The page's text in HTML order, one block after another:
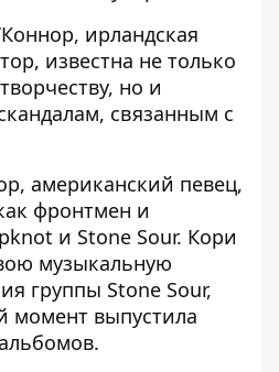
ирландская
известна не только
но и
связанным с
американский певец,
фронтмен и
и Stone Sour. Кори
музыкальную
группы Stone Sour,
момент выпустила